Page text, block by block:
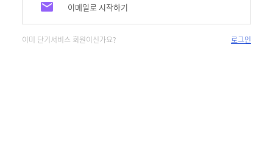
이메일로 시작하기
이미 단기서비스 회원이신가요? 로그인